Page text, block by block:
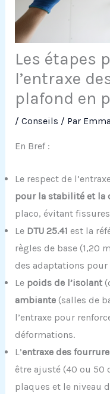
Les étapes
l’entraxe
plafond en
/ Conseils / Par
En Bref :
Le respect de
pour la stabilité et la
placo, évitant
Le DTU 25.41 est la
règles de base (1,20
des adaptations
Le poids de l’isolant
ambiante(salles de
l’entraxe pour
déformations.
L’entraxe des
être ajusté (40 ou 50
plaques et le niveau